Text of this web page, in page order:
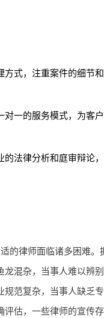
式，注重案件的细节
一的服务模式，为客
法律分析和庭审辩论
的律师面临诸多困难
混杂，当事人难以辨
范复杂，当事人缺乏
估，一些律师的宣传